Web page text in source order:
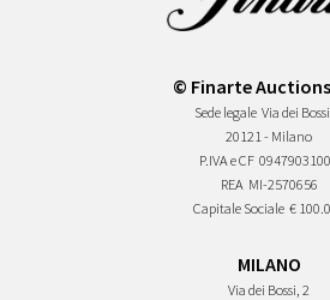
© Finarte
Sede legale Via dei
20121 - Milano
P.IVA e CF
REA MI-2570656
Capitale Sociale €
MILANO
Via dei Bossi, 2